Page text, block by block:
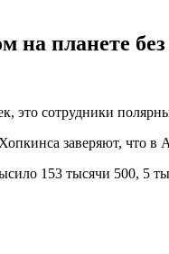
планете
это сотрудники
заверяют, что
153 тысячи 500, 5